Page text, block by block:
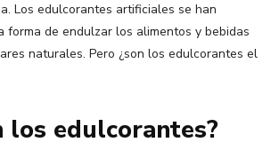
Los edulcorantes artificiales se han
forma de endulzar los alimentos y bebidas
naturales. Pero ¿son los edulcorantes el
los edulcorantes?